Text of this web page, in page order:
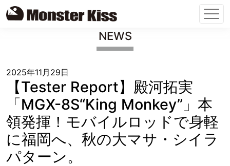
NEWS
2025年11月29日
【Tester Report】殿河拓実
「MGX-8S“King Monkey”」本
領発揮！モバイルロッドで身軽
に福岡へ、秋の大マサ・シイラ
パターン。